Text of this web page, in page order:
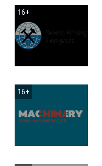
16+
16+